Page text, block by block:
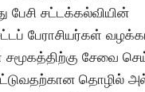
பேசி சட்டக்கல்வியின்
பேராசியர்கள்
சேவை
தொழில்